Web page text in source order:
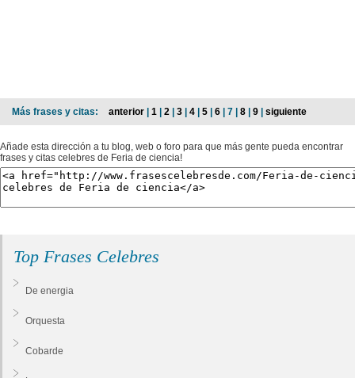
Más frases y citas: anterior | 1 | 2 | 3 | 4 | 5 | 6 | 7 | 8 | 9 | siguiente
Añade esta dirección a tu blog, web o foro para que más gente pueda encontrar
frases y citas celebres de Feria de ciencia!
Top Frases Celebres
De energia
Orquesta
Cobarde